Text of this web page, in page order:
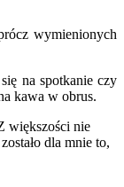
wymienionych
na spotkanie czy
kawa w obrus.
większości nie
dla mnie to,